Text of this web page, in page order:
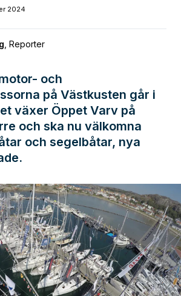
2024
Reporter
och
på Västkusten går i
växer Öppet Varv på
och ska nu välkomna
och segelbåtar, nya